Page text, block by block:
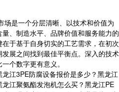
场是一个分层清晰、以技术和价值为
、制造水平、品牌价值和服务能力的
于基于自身切实的工艺需求，在初次
展之间找到最佳平衡点。深入的技术
个数字更有意义。
江3PE防腐设备报价是多少？黑龙江
江聚氨酯发泡机怎么买？黑龙江PE